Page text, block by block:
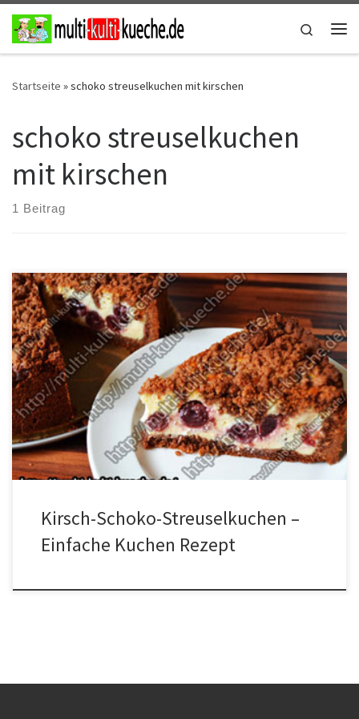
Zum Inhalt springen
Search
Startseite »schoko streuselkuchen mit kirschen
schoko streuselkuchen
mit kirschen
1 Beitrag
Zutaten für Kirsch-Schoko-Streuselkuchen Für den Teig1 Ei300g
Mehl160g Zucker150g Butter40g Kakao1 Päckchen Backpulver Für
die Creme3 Eier1 Glas Kirschen100g ZuckerSaft einer 1/2 Zitrone1
Päckchen Vanillezucker1 Päckchen Vanillepudding500g Quark
Zubereitung Alle Zutaten für den Teig miteinander vermischen. 2/3
vom Teig in eine Springform (26cm) geben und damit den Boden
und den […]
Kirsch-Schoko-Streuselkuchen –
Einfache Kuchen Rezept